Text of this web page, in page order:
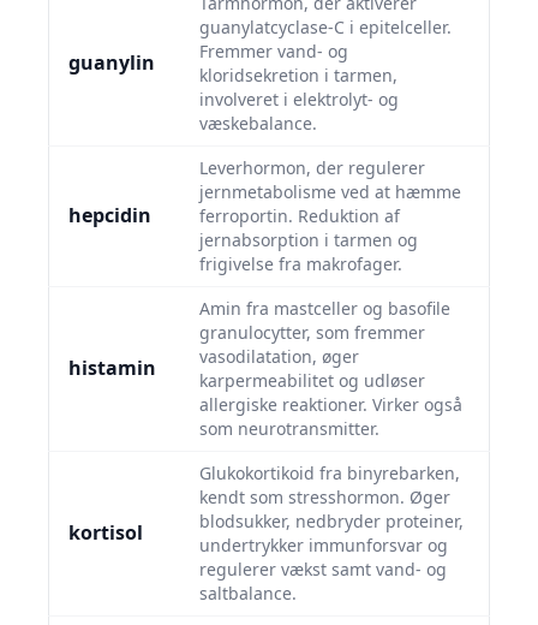
guanylin
guanylatcyclase-C i epitelceller.
Fremmer vand- og
kloridsekretion i tarmen,
involveret i elektrolyt- og
væskebalance.
hepcidin
Leverhormon, der regulerer
jernmetabolisme ved at hæmme
ferroportin. Reduktion af
jernabsorption i tarmen og
frigivelse fra makrofager.
histamin
Amin fra mastceller og basofile
granulocytter, som fremmer
vasodilatation, øger
karpermeabilitet og udløser
allergiske reaktioner. Virker også
som neurotransmitter.
kortisol
Glukokortikoid fra binyrebarken,
kendt som stresshormon. Øger
blodsukker, nedbryder proteiner,
undertrykker immunforsvar og
regulerer vækst samt vand- og
saltbalance.